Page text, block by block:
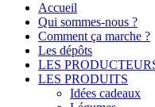
Accueil
Qui sommes-nous ?
Comment ça marche ?
Les dépôts
LES
LES PRODUITS
Idées cadeaux